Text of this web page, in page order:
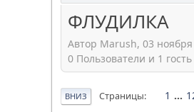
ФЛУДИЛКА
Автор Marush, 03
0 Пользователи и 1
ВНИЗ Страницы 1 ...